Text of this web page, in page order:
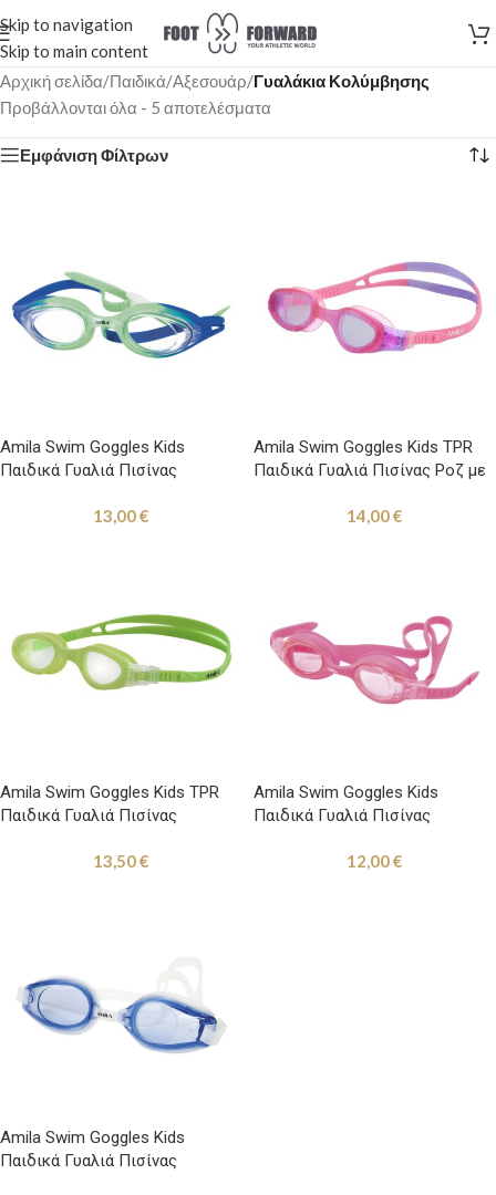
Skip to navigation
Skip to main content
Αρχική σελίδα/Παιδικά/Αξεσουάρ/Γυαλάκια Κολύμβησης
Προβάλλονται όλα - 5 αποτελέσματα
Εμφάνιση Φίλτρων
Amila Swim Goggles Kids
Παιδικά Γυαλιά Πισίνας
13,00€
Amila Swim Goggles Kids TPR
Παιδικά Γυαλιά Πισίνας Ροζ με
14,00€
Amila Swim Goggles Kids TPR
Παιδικά Γυαλιά Πισίνας
13,50€
Amila Swim Goggles Kids
Παιδικά Γυαλιά Πισίνας
12,00€
Amila Swim Goggles Kids
Παιδικά Γυαλιά Πισίνας